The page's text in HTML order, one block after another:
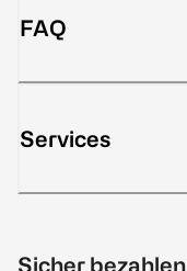
FAQ
Services
Sicher bezahlen